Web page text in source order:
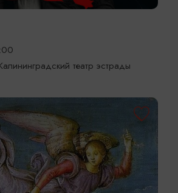
театр эстрады